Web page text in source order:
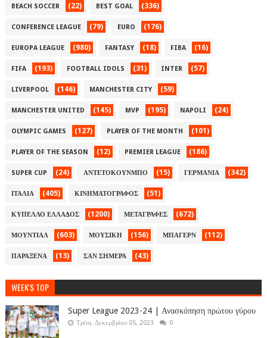
BEACH SOCCER (22) BEST GOAL (336)
CONFERENCE LEAGUE (79) EURO (176)
EUROPA LEAGUE (980) FANTASY (18) FIBA (16)
FIFA (193) FOOTBALL IDOLS (31) INTER (57)
LIVERPOOL (146) MANCHESTER CITY (59)
MANCHESTER UNITED (145) MVP (195) NAPOLI (24)
OLYMPIC GAMES (127) PLAYER OF THE MONTH (101)
PLAYER OF THE SEASON (12) PREMIER LEAGUE (186)
SUPER CUP (24) ΑΝΤΕΤΟΚΟΥΝΜΠΟ (15) ΓΕΡΜΑΝΙΑ (342)
ΙΤΑΛΙΑ (405) ΚΙΝΗΜΑΤΟΓΡΑΦΟΣ (51)
ΚΥΠΕΛΛΟ ΕΛΛΑΔΟΣ (1200) ΜΕΤΑΓΡΑΦΕΣ (672)
ΜΟΥΝΤΙΑΛ (603) ΜΟΥΣΙΚΗ (156) ΜΠΑΓΕΡΝ (112)
ΠΑΡΑΞΕΝΑ (13) ΣΑΝ ΣΗΜΕΡΑ (43)
WEEK'S TOP
Super League 2023-24 | Ανασκόπηση πρώτου γύρου
Τρίτη, Δεκεμβρίου 05, 2023 0